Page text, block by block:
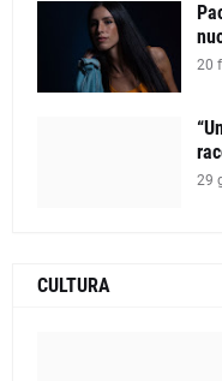
20
29
CULTURA